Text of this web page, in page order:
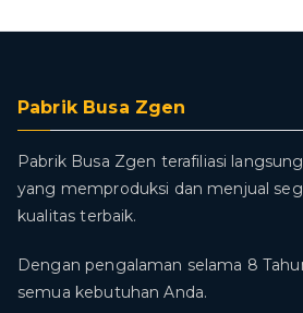
Pabrik Busa Zgen
Pabrik Busa Zgen terafiliasi
yang memproduksi dan menjual
kualitas terbaik.
Dengan pengalaman selama 8
semua kebutuhan Anda.